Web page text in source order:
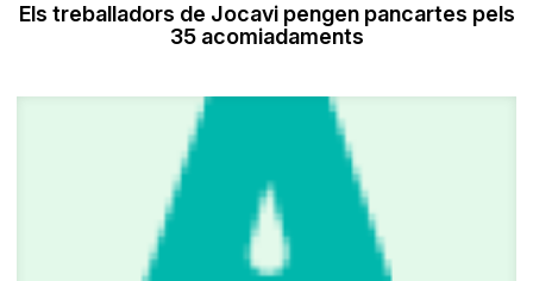
Els treballadors de Jocavi pengen pancartes pels
35 acomiadaments